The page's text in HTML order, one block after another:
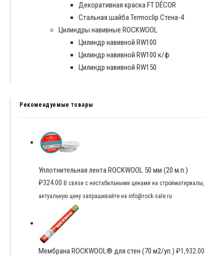
Декоративная краска FT DÉCOR
Стальная шайба Termoclip Стена-4
Цилиндры навивные ROCKWOOL
Цилиндр навивной RW100
Цилиндр навивной RW100 к/ф
Цилиндр навивной RW150
Рекомендуемые товары
Уплотнительная лента ROCKWOOL 50 мм (20 м.п.)
₽324.00 В связи с нестабильными ценами на стройматериалы,
актуальную цену запрашивайте на info@rock-sale.ru
Мембрана ROCKWOOL® для стен (70 м2/уп.) ₽1,932.00